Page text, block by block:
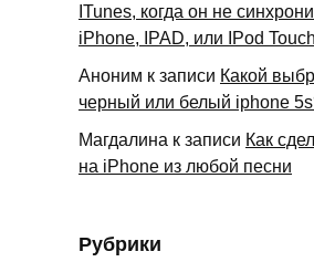
ITunes, когда он не
iPhone, IPAD, или IPod Touch
Аноним к записи Какой
черный или белый iphone
Магдалина к записи Как
на iPhone из любой песни
Рубрики